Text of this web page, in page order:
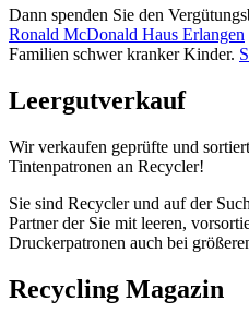
Dann spenden Sie den
Ronald McDonald Haus Erlangen
Familien schwer kranker Kinder.
Leergutverkauf
Wir verkaufen geprüfte und
Tintenpatronen an Recycler!
Sie sind Recycler und auf der
Partner der Sie mit leeren,
Druckerpatronen auch bei
Recycling Magazin